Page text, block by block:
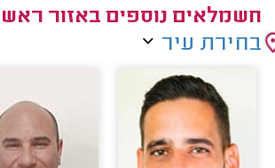
חשמלאים נוספים באזור
בחירת עיר